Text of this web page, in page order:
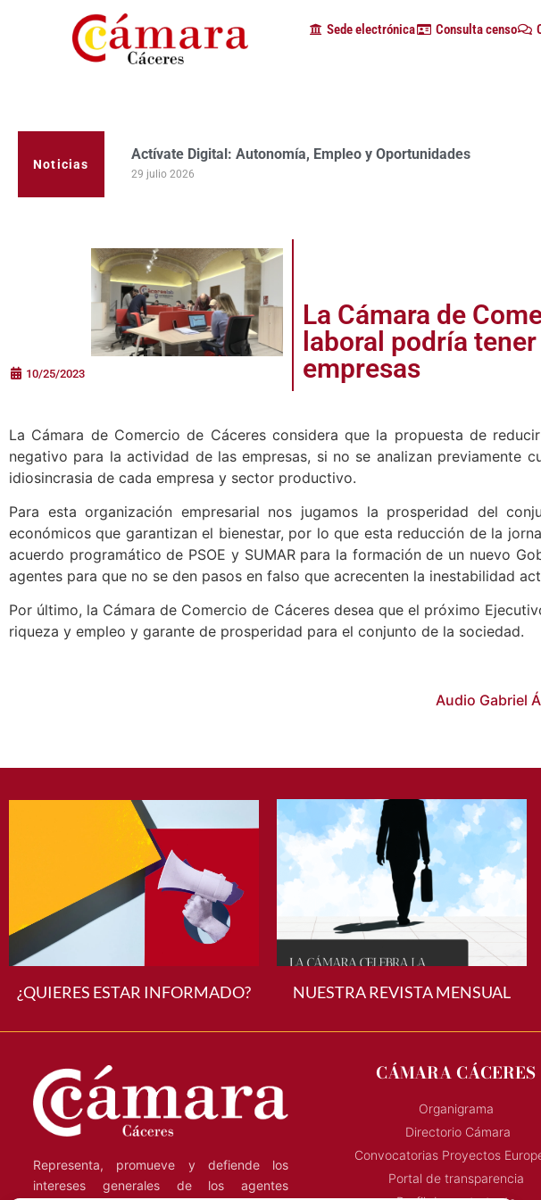
Sede electrónica Consulta censo
Noticias
Actívate Digital: Autonomía, Empleo y Oportunidades
29 julio 2026
10/25/2023
La Cámara de
laboral podría
empresas
La Cámara de Comercio de Cáceres considera que la propuesta de
negativo para la actividad de las empresas, si no se analizan previamente
idiosincrasia de cada empresa y sector productivo.
Para esta organización empresarial nos jugamos la prosperidad del
económicos que garantizan el bienestar, por lo que esta reducción de la
acuerdo programático de PSOE y SUMAR para la formación de un nuevo
agentes para que no se den pasos en falso que acrecenten la inestabilidad
Por último, la Cámara de Comercio de Cáceres desea que el próximo
riqueza y empleo y garante de prosperidad para el conjunto de la sociedad.
Audio Gabriel
¿QUIERES ESTAR INFORMADO? NUESTRA REVISTA MENSUAL
Representa, promueve y defiende los
intereses generales de los agentes
CÁMARA CÁCERES
Organigrama
Directorio Cámara
Convocatorias Proyectos
Portal de transparencia